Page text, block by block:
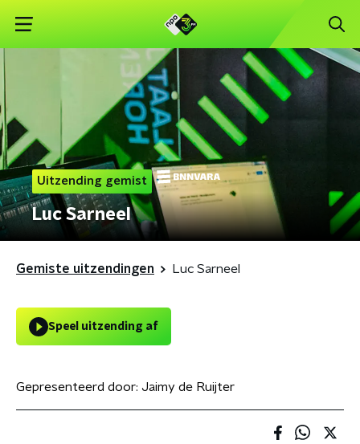
Uitzending gemist
Luc Sarneel
Gemiste uitzendingen Luc Sarneel
Speel uitzending af
Gepresenteerd door: Jaimy de Ruijter